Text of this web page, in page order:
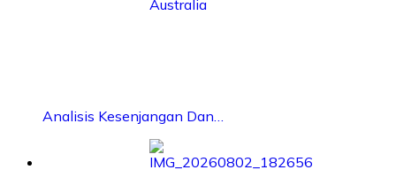
Analisis Kesenjangan Dan…